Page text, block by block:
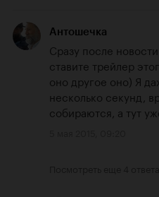
Антошечка
Сразу после
ставите трейлер
оно другое оно) Я
несколько секунд,
собираются, а тут